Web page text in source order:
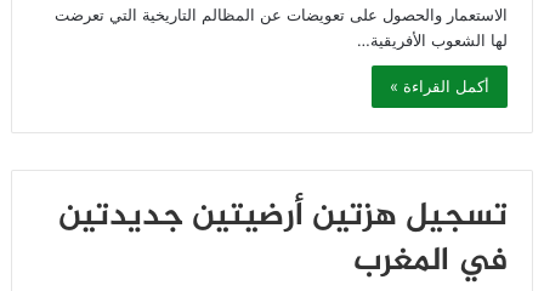
الاستعمار والحصول على تعويضات عن المظالم التاريخية التي تعرضت
لها الشعوب الأفريقية…
أكمل القراءة »
تسجيل هزتين أرضيتين جديدتين
في المغرب